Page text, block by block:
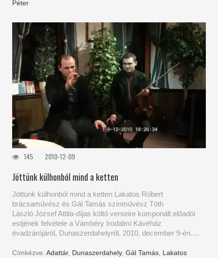
Péter
145 2010-12-09
Jöttünk külhonból mind a ketten
Jöttünk külhonból mind a ketten Lakatos Róbert
brácsaművész és Gál Tamás színművész Tóth
László József Attila-díjas költő verseire komponált előadói
estjének felvétele a Vámbéry Irodalmi Kávéház
évadzárójáról, Dunaszerdahelyről, 2010. december 9-én.…
Címkézve: Adattár, Dunaszerdahely, Gál Tamás Lakatos